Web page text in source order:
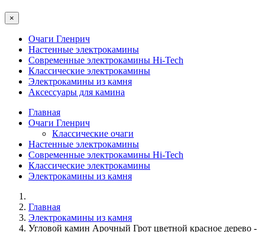
×
Очаги Гленрич
Настенные электрокамины
Современные электрокамины Hi-Tech
Классические электрокамины
Электрокамины из камня
Аксессуары для камина
Главная
Очаги Гленрич
Классические очаги
Настенные электрокамины
Современные электрокамины Hi-Tech
Классические электрокамины
Электрокамины из камня
Главная
Электрокамины из камня
Угловой камин Арочный Грот цветной красное дерево -